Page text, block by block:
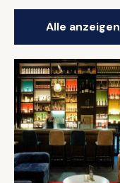
Alle anzeigen